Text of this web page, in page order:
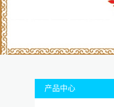
产品中心